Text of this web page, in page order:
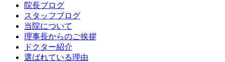
院長ブログ
スタッフブログ
当院について
理事長からのご挨拶
ドクター紹介
選ばれている理由